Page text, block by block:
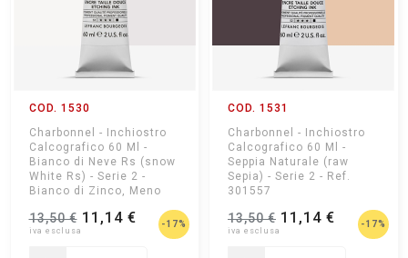
COD. 1530
Charbonnel - Inchiostro
Calcografico 60 Ml -
Bianco di Neve Rs (snow
White Rs) - Serie 2 -
Bianco di Zinco, Meno
Trasparente, da Evitare
Sulle...
13,50 €11,14 € -17%
COD. 1531
Charbonnel - Inchiostro
Calcografico 60 Ml -
Seppia Naturale (raw
Sepia) - Serie 2 - Ref.
301557
13,50 € 11,14 € -17%